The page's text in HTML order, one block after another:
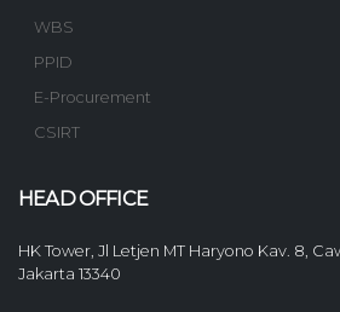
WBS
PPID
E-Procurement
CSIRT
HEAD OFFICE
HK Tower, Jl Letjen MT Haryono Kav. 8,
Jakarta 13340